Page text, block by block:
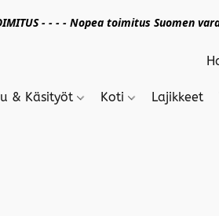
- - - - Nopea toimitus Suomen
& Käsityöt Koti Lajikkeet